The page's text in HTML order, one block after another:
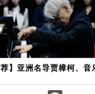
荐】亚洲名导贾樟柯、音
，从影像回味时代的轨